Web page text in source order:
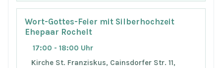
Wort-Gottes-Feier mit Silberhochzeit
Ehepaar Rochelt
17:00 - 18:00 Uhr
Kirche St. Franziskus, Cainsdorfer Str. 11,